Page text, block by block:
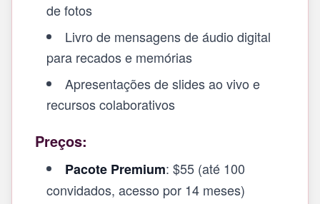
de fotos
Livro de mensagens de áudio digital
para recados e memórias
Apresentações de slides ao vivo e
recursos colaborativos
Preços:
Pacote Premium: $55 (até 100
convidados, acesso por 14 meses)